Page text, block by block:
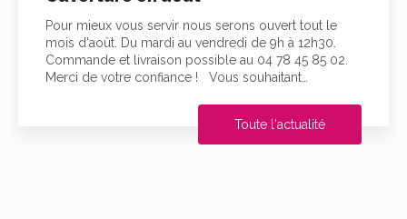
Pour mieux vous servir nous serons ouvert tout le
mois d'août. Du mardi au vendredi de 9h à 12h30.
Commande et livraison possible au 04 78 45 85 02.
Merci de votre confiance ! Vous souhaitant…
Toute l'actualité